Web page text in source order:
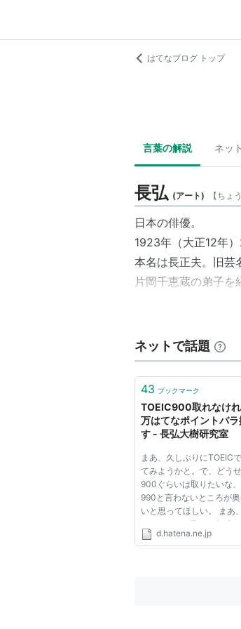
はてなブログ トップ
言葉の解説 ネッ
長弘 (アート) 【ちょ
日本の俳優。
1923年（大正12年
本名は長正夫。旧芸
片岡千恵蔵の弟子を
ネットで話題
43 ブックマーク
TOEIC900取れなけ
万はてなポイントバラ
す - 長弘大樹研究室
まあ、久しぶりにTOEIC
てみようかと。で、どう
900ぐらいは取りたいな、
990と言わないところが
いと思ってほしい。 まあ
TOEIC900目指して勉強す
うのも、若干面白みに欠け
d.hatena.ne.jp